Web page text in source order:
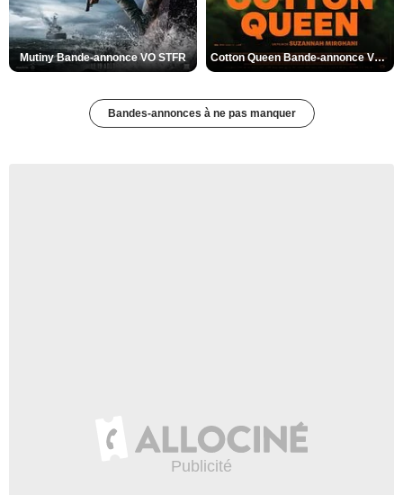
Mutiny Bande-annonce VO STFR Cotton Queen Bande-annonce VO STFR
Bandes-annonces à ne pas manquer